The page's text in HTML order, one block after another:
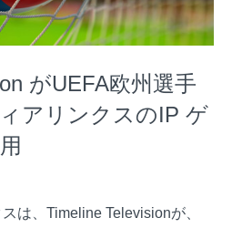
がUEFA欧州選手
アリンクスのIP ゲ
は、Timeline Televisionが、